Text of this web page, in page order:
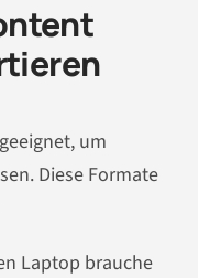
um
Diese Formate
Laptop brauche